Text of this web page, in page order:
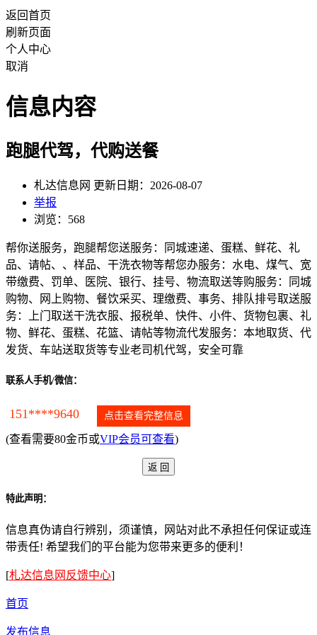
返回首页
刷新页面
个人中心
取消
信息内容
跑腿代驾，代购送餐
札达信息网 更新日期：2026-08-07
举报
浏览：568
帮你送服务，跑腿帮您送服务：同城速递、蛋糕、鲜花、礼
品、请帖、、样品、干洗衣物等帮您办服务：水电、煤气、宽
带缴费、罚单、医院、银行、挂号、物流取送等购服务：同城
购物、网上购物、餐饮采买、理缴费、事务、排队排号取送服
务：上门取送干洗衣服、报税单、快件、小件、货物包裹、礼
物、鲜花、蛋糕、花篮、请帖等物流代发服务：本地取货、代
发货、车站送取货等专业老司机代驾，安全可靠
联系人手机/微信：
151****9640 点击查看完整信息
(查看需要80金币或VIP会员可查看)
特此声明：
信息真伪请自行辨别，须谨慎，网站对此不承担任何保证或连
带责任! 希望我们的平台能为您带来更多的便利！
[札达信息网反馈中心]
首页
发布信息